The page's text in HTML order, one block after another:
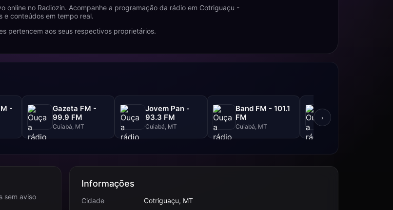
online no Radiozin. Acompanhe a programação da rádio em Cotriguaçu -
e conteúdos em tempo real.
pertencem aos seus respectivos proprietários.
-
Gazeta FM -
99.9 FM
Cuiabá, MT
Jovem Pan -
93.3 FM
Cuiabá, MT
Band FM - 101.1
FM
Cuiabá, MT
87.9 FM
Sinop, MT
›
sem aviso
Informações
Cidade
Cotriguaçu, MT